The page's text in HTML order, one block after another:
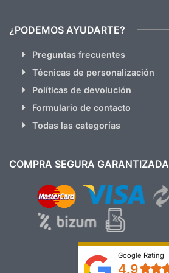
¿PODEMOS AYUDARTE?
Preguntas frecuentes
Técnicas de personalización
Políticas de devolución
Formulario de contacto
Todas las categorías
COMPRA SEGURA GARANTIZADA
Google Rating
4.9